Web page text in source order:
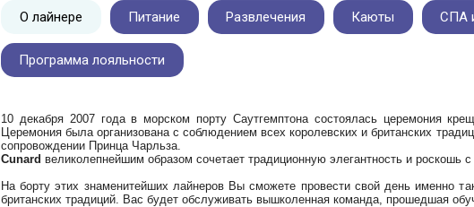
О лайнере Питание Развлечения Каюты СПА
Программа лояльности
10 декабря 2007 года в морском порту Саутгемптона состоялась церемония
Церемония была организована с соблюдением всех королевских и британских
сопровождении Принца Чарльза.
Cunard великолепнейшим образом сочетает традиционную элегантность и роскошь
На борту этих знаменитейших лайнеров Вы сможете провести свой день именно
британских традиций. Вас будет обслуживать вышколенная команда, прошедшая